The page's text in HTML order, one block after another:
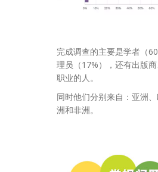
完成调查的主要是学者（
理员（17%），还有出版
职业的人。
同时他们分别来自：亚洲
洲和非洲。